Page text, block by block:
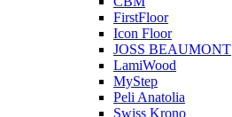
FirstFloor
Icon Floor
JOSS BEAUMONT
LamiWood
MyStep
Peli Anatolia
Swiss Krono